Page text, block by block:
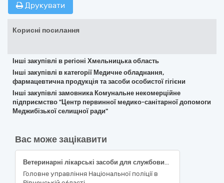
Друкувати
Корисні посилання
Інші закупівлі в регіоні Хмельницька область
Інші закупівлі в категорії Медичне обладнання,
фармацевтична продукція та засоби особистої гігієни
Інші закупівлі замовника Комунальне некомерційне
підприємство "Центр первинної медико-санітарної допомоги
Меджибізької селищної ради"
Вас може зацікавити
Ветеринарні лікарські засоби для службових собак кінологічного центру ГУНП в Рівненській області
Головне управління Національної поліції в